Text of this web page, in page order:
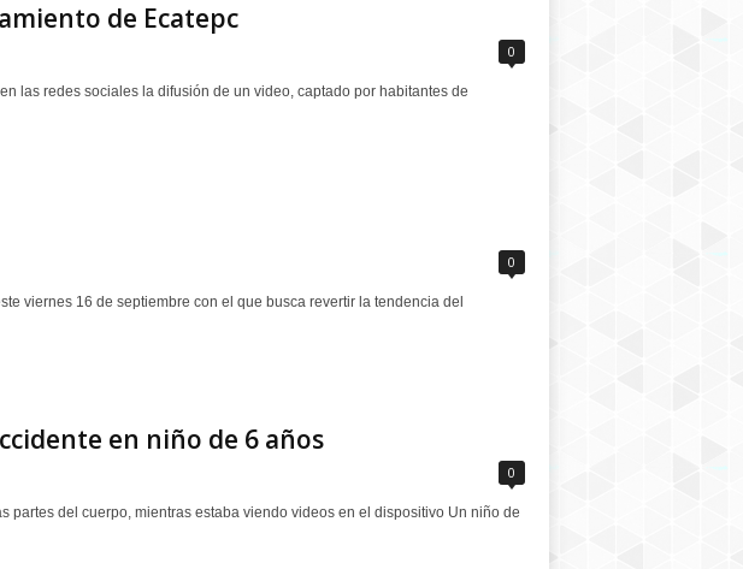
de Ecatepc
0
las redes sociales la difusión de un video, captado por habitantes de
0
viernes 16 de septiembre con el que busca revertir la tendencia del
en niño de 6 años
0
partes del cuerpo, mientras estaba viendo videos en el dispositivo Un niño de